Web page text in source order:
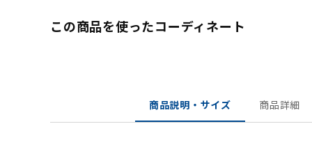
この商品を使ったコーディネート
商品説明・サイズ 商品詳細